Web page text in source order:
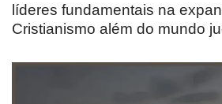
líderes fundamentais na
Cristianismo além do mundo